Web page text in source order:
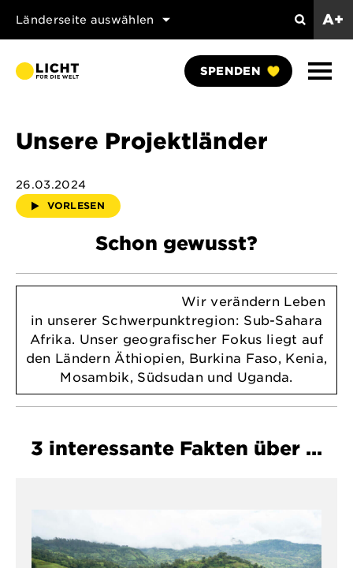
Länderseite auswählen
Suchen
A+
SPENDEN
Unsere Projektländer
26.03.2024
VORLESEN
Schon gewusst?
Wir verändern Leben
in unserer Schwerpunktregion: Sub-Sahara
Afrika. Unser geografischer Fokus liegt auf
den Ländern Äthiopien, Burkina Faso, Kenia,
Mosambik, Südsudan und Uganda.
3 interessante Fakten über …